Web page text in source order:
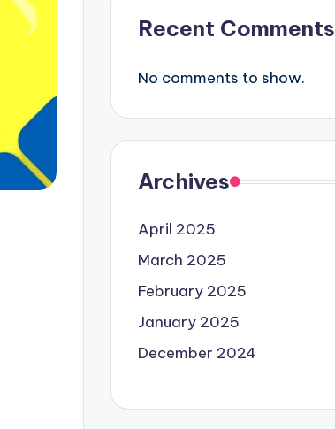
Recent Comments
No comments to show.
Archives
April 2025
March 2025
February 2025
January 2025
December 2024